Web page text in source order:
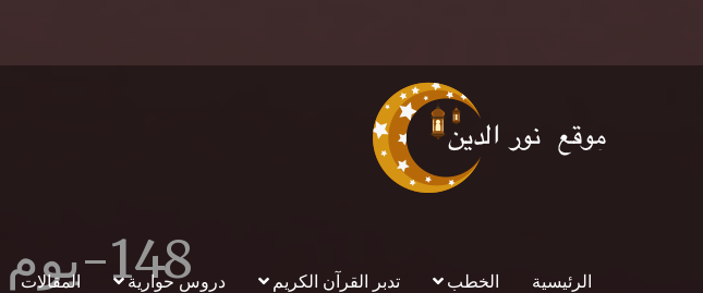
الرئيسية الخطب تدبر القرآن الكريم دروس حوارية المقالات 148-يوم من أيام الله